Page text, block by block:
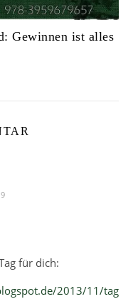
Gewinnen ist alles
für dich:
2013/11/tag-